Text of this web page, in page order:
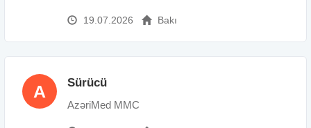
19.07.2026 Bakı
A Sürücü
AzəriMed MMC